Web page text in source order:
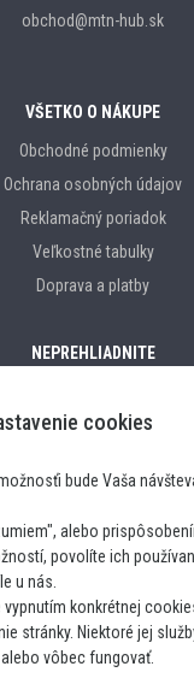
cookies
bude Vaša
alebo
povolíte ich
u nás.
vypnutím konkrétnej
stránky. Niektoré jej
vôbec fungovať.
obchod@mtn-hub.sk
VŠETKO O NÁKUPE
Obchodné podmienky
Ochrana osobných údajov
Reklamačný poriadok
Veľkostné tabulky
Doprava a platby
NEPREHLIADNITE
INSTAGRAM
FACEBOOK